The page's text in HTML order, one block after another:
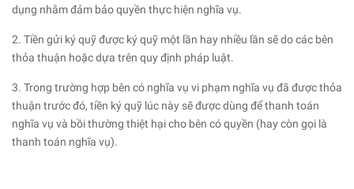
dụng nhằm đảm bảo quyền thực hiện nghĩa vụ.
2. Tiền gửi ký quỹ được ký quỹ một lần hay nhiều lần sẽ do các bên
thỏa thuận hoặc dựa trên quy định pháp luật.
3. Trong trường hợp bên có nghĩa vụ vi phạm nghĩa vụ đã được thỏa
thuận trước đó, tiền ký quỹ lúc này sẽ được dùng để thanh toán
nghĩa vụ và bồi thường thiệt hại cho bên có quyền (hay còn gọi là
thanh toán nghĩa vụ).